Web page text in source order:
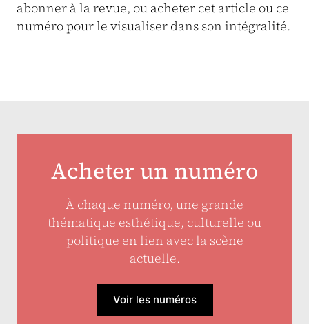
abonner à la revue, ou acheter cet article ou ce
numéro pour le visualiser dans son intégralité.
Acheter un numéro
À chaque numéro, une grande
thématique esthétique, culturelle ou
politique en lien avec la scène
actuelle.
Voir les numéros